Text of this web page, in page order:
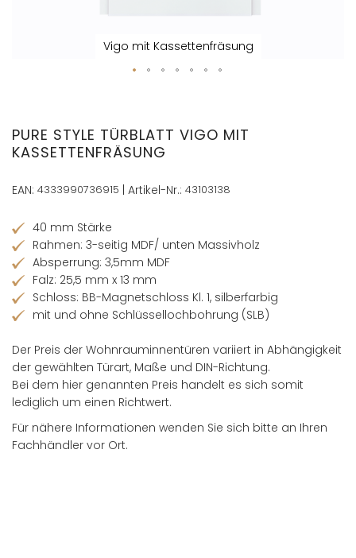
Vigo mit Kassettenfräsung
der
Bildergalerie
springen
PURE STYLE TÜRBLATT VIGO MIT
KASSETTENFRÄSUNG
EAN: 4333990736915 | Artikel-Nr.: 43103138
40 mm Stärke
Rahmen: 3-seitig MDF/ unten Massivholz
Absperrung: 3,5mm MDF
Falz: 25,5 mm x 13 mm
Schloss: BB-Magnetschloss Kl. 1, silberfarbig
mit und ohne Schlüssellochbohrung (SLB)
Der Preis der Wohnrauminnentüren variiert in Abhängigkeit
der gewählten Türart, Maße und DIN-Richtung.
Bei dem hier genannten Preis handelt es sich somit
lediglich um einen Richtwert.
Für nähere Informationen wenden Sie sich bitte an Ihren
Fachhändler vor Ort.